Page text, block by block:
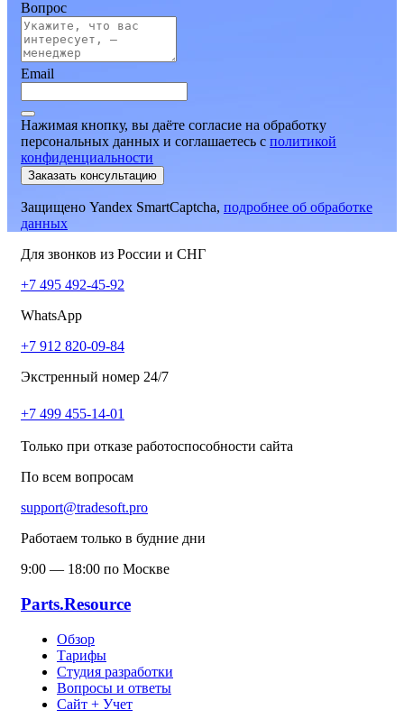
Вопрос
Email
Нажимая кнопку, вы даёте согласие на обработку
персональных данных и соглашаетесь c политикой
конфиденциальности
Заказать консультацию
Защищено Yandex SmartCaptcha, подробнее об обработке
данных
Для звонков из России и СНГ
+7 495 492-45-92
WhatsApp
+7 912 820-09-84
Экстренный номер 24/7
+7 499 455-14-01
Только при отказе работоспособности сайта
По всем вопросам
support@tradesoft.pro
Работаем только в будние дни
9:00 — 18:00 по Москве
Parts.Resource
Обзор
Тарифы
Студия разработки
Вопросы и ответы
Сайт + Учет